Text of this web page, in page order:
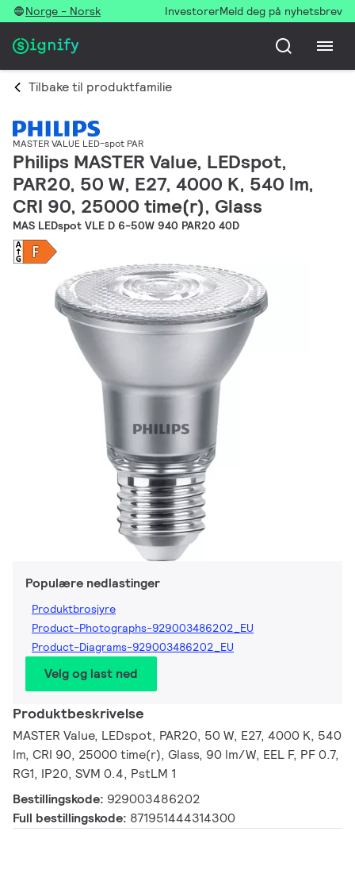
Norge - Norsk InvestorerMeld deg på nyhetsbrev
Tilbake til produktfamilie
MASTER VALUE LED-spot PAR
Philips MASTER Value, LEDspot,
PAR20, 50 W, E27, 4000 K, 540 lm,
CRI 90, 25000 time(r), Glass
MAS LEDspot VLE D 6-50W 940 PAR20 40D
Populære nedlastinger
Produktbrosjyre
Product-Photographs-929003486202_EU
Product-Diagrams-929003486202_EU
Velg og last ned
Produktbeskrivelse
MASTER Value, LEDspot, PAR20, 50 W, E27, 4000 K, 540
lm, CRI 90, 25000 time(r), Glass, 90 lm/W, EEL F, PF 0.7,
RG1, IP20, SVM 0.4, PstLM 1
Bestillingskode: 929003486202
Full bestillingskode: 871951444314300